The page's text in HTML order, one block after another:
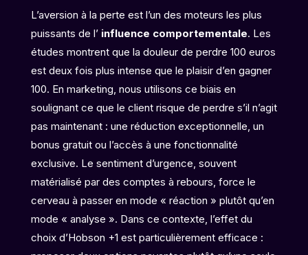
L’aversion à la perte est l’un des moteurs les plus
puissants de l’ influence comportementale. Les
études montrent que la douleur de perdre 100 euros
est deux fois plus intense que le plaisir d’en gagner
100. En marketing, nous utilisons ce biais en
soulignant ce que le client risque de perdre s’il n’agit
pas maintenant : une réduction exceptionnelle, un
bonus gratuit ou l’accès à une fonctionnalité
exclusive. Le sentiment d’urgence, souvent
matérialisé par des comptes à rebours, force le
cerveau à passer en mode « réaction » plutôt qu’en
mode « analyse ». Dans ce contexte, l’effet du
choix d’Hobson +1 est particulièrement efficace :